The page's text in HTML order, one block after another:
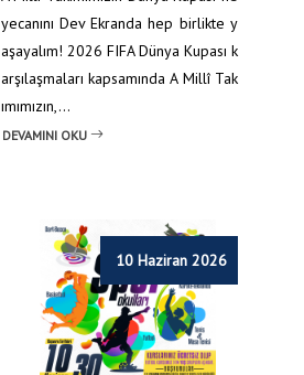
yecanını Dev Ekranda hep birlikte y
aşayalım! 2026 FIFA Dünya Kupası k
arşılaşmaları kapsamında A Millî Tak
ımımızın,...
DEVAMINI OKU
10 Haziran 2026